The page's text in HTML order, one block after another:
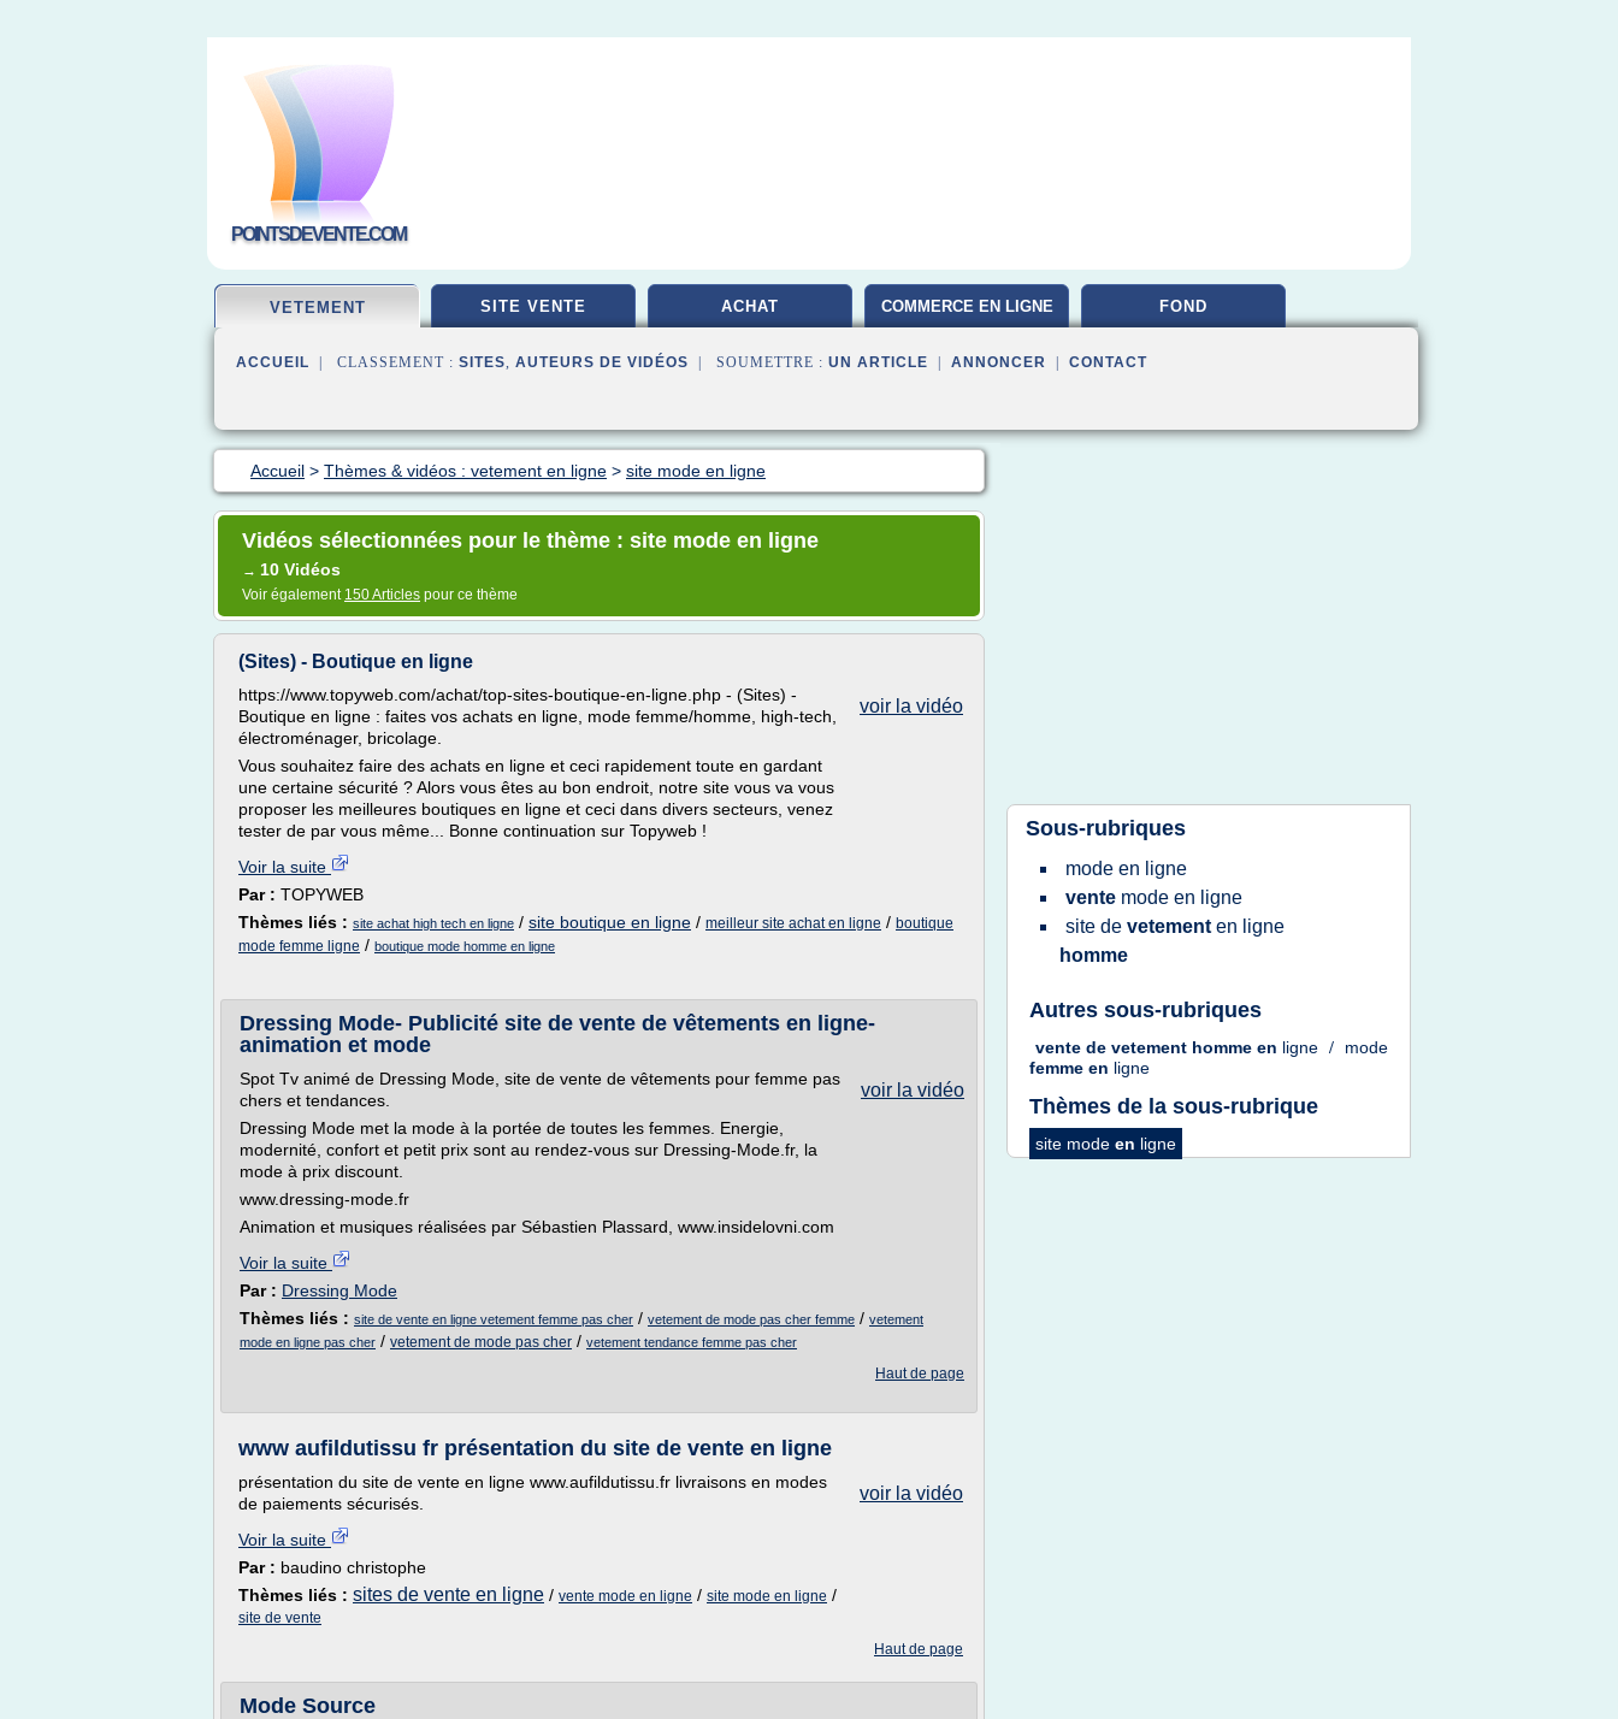
POINTSDEVENTE.COM
VETEMENT SITE VENTE ACHAT COMMERCE EN LIGNE FOND
ACCUEIL | CLASSEMENT : SITES, AUTEURS DE VIDÉOS | SOUMETTRE : UN ARTICLE ANNONCER CONTACT
Accueil > Thèmes & vidéos : vetement en ligne > site mode en ligne
Vidéos sélectionnées pour le thème : site mode en ligne
→ 10 Vidéos
Voir également 150 Articles pour ce thème
(Sites) - Boutique en ligne
voir la vidéo
https://www.topyweb.com/achat/top-sites-boutique-en-ligne.php - (Sites) -
Boutique en ligne : faites vos achats en ligne, mode femme/homme, high-tech,
électroménager, bricolage.
Vous souhaitez faire des achats en ligne et ceci rapidement toute en gardant
une certaine sécurité ? Alors vous êtes au bon endroit, notre site vous va vous
proposer les meilleures boutiques en ligne et ceci dans divers secteurs, venez
tester de par vous même... Bonne continuation sur Topyweb !
Voir la suite
Par : TOPYWEB
Thèmes liés : site achat high tech en ligne / site boutique en ligne / meilleur site achat en ligne / boutique
mode femme ligne / boutique mode homme en ligne
Dressing Mode- Publicité site de vente de vêtements en ligne-
animation et mode
voir la vidéo
Spot Tv animé de Dressing Mode, site de vente de vêtements pour femme pas
chers et tendances.
Dressing Mode met la mode à la portée de toutes les femmes. Energie,
modernité, confort et petit prix sont au rendez-vous sur Dressing-Mode.fr, la
mode à prix discount.
www.dressing-mode.fr
Animation et musiques réalisées par Sébastien Plassard, www.insidelovni.com
Voir la suite
Par : Dressing Mode
Thèmes liés : site de vente en ligne vetement femme pas cher / vetement de mode pas cher femme / vetement
mode en ligne pas cher / vetement de mode pas cher / vetement tendance femme pas cher
Haut de page
www aufildutissu fr présentation du site de vente en ligne
voir la vidéo
présentation du site de vente en ligne www.aufildutissu.fr livraisons en modes
de paiements sécurisés.
Voir la suite
Par : baudino christophe
Thèmes liés : sites de vente en ligne / vente mode en ligne / site mode en ligne /
site de vente
Haut de page
Mode Source
Sous-rubriques
mode en ligne
vente mode en ligne
site de vetement en ligne
homme
Autres sous-rubriques
vente de vetement homme en ligne /
mode
femme en ligne
Thèmes de la sous-rubrique
site mode en ligne